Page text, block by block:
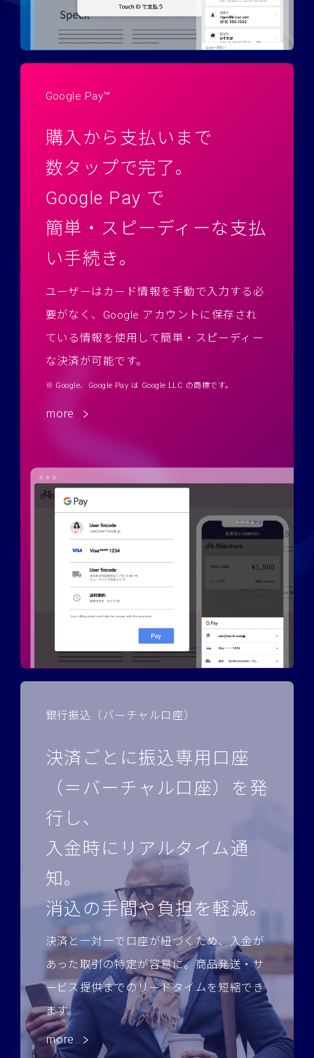
Google Pay™
購入から支払いまで
数タップで完了。
Google Pay で
簡単・スピーディーな支払
い手続き。
ユーザーはカード情報を手動で入力する必
要がなく、 Google アカウントに保存され
ている情報を使用して簡単・スピーディー
な決済が可能です。
※ Google、Google Pay は Google LLC の商標です。
more
銀行振込（バーチャル口座）
決済ごとに振込専用口座
（＝バーチャル口座）を発
行し、
入金時にリアルタイム通
知。
消込の手間や負担を軽減。
決済と一対一で口座が紐づくため、入金が
あった取引の特定が容易に。商品発送・サ
ービス提供までのリードタイムを短縮でき
ます。
more